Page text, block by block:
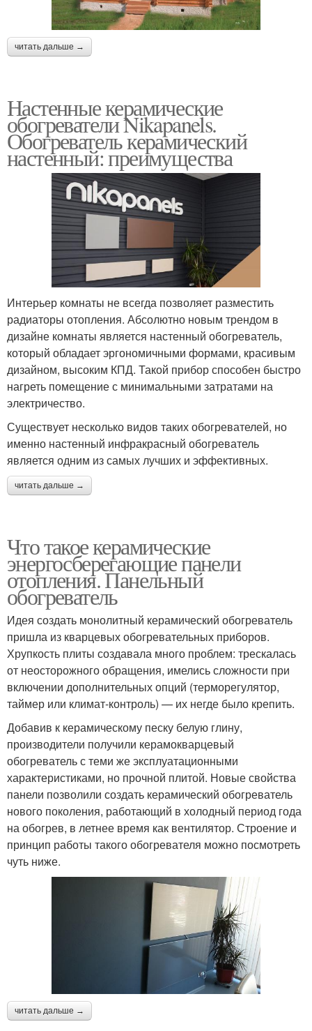
читать дальше →
Настенные керамические
обогреватели Nikapanels.
Обогреватель керамический
настенный: преимущества
Интерьер комнаты не всегда позволяет разместить
радиаторы отопления. Абсолютно новым трендом в
дизайне комнаты является настенный обогреватель,
который обладает эргономичными формами, красивым
дизайном, высоким КПД. Такой прибор способен быстро
нагреть помещение с минимальными затратами на
электричество.
Существует несколько видов таких обогревателей, но
именно настенный инфракрасный обогреватель
является одним из самых лучших и эффективных.
читать дальше →
Что такое керамические
энергосберегающие панели
отопления. Панельный
обогреватель
Идея создать монолитный керамический обогреватель
пришла из кварцевых обогревательных приборов.
Хрупкость плиты создавала много проблем: трескалась
от неосторожного обращения, имелись сложности при
включении дополнительных опций (терморегулятор,
таймер или климат-контроль) — их негде было крепить.
Добавив к керамическому песку белую глину,
производители получили керамокварцевый
обогреватель с теми же эксплуатационными
характеристиками, но прочной плитой. Новые свойства
панели позволили создать керамический обогреватель
нового поколения, работающий в холодный период года
на обогрев, в летнее время как вентилятор. Строение и
принцип работы такого обогревателя можно посмотреть
чуть ниже.
читать дальше →